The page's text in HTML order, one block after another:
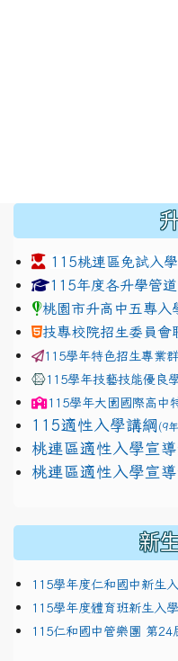
115桃連區免試入
link to https://
115年度各升學管
桃園市升高中五專入
技專校院招生委員會
115學年特色招生專業
115學年技藝技能優良
115學年大園國際高中
115適性入學講綱 (9
link to https://
桃連區適性入學宣導
link to https://
桃連區適性入學宣
新
115學年度仁和國中新生
115學年度體育班新生入學
115仁和國中管樂團 第24